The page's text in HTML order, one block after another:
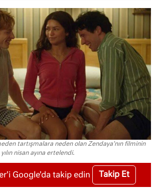
tartışmalara neden olan Zendaya'nın filminin
nisan ayına ertelendi.
Google'da takip edin Takip Et